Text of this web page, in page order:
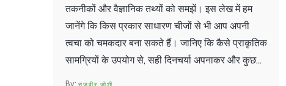
तकनीकों और वैज्ञानिक तथ्यों को समझें। इस लेख में हम
जानेंगे कि किस प्रकार साधारण चीजों से भी आप अपनी
त्वचा को चमकदार बना सकते हैं। जानिए कि कैसे प्राकृतिक
सामग्रियों के उपयोग से, सही दिनचर्या अपनाकर और कुछ
राजवीर जोशी